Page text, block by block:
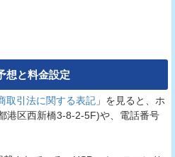
想と料金設定
取引法に関する表記 」を見ると、ホ
港区西新橋3-8-2-5F)や、電話番号